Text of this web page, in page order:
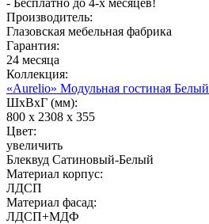
Производитель:
Глазовская мебельная фабрика
Гарантия:
24 месяца
Коллекция:
«Aurelio» Модульная гостиная Белый
ШхВхГ (мм):
800 х 2308 х 355
Цвет:
увеличить
Блеквуд Сатиновый-Белый
Материал корпус:
ЛДСП
Материал фасад:
ЛДСП+МДФ